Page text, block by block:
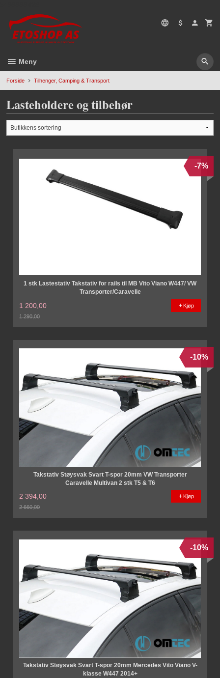
til
innholdet
Meny
Forside Tilhenger, Camping & Transport
Lasteholdere og tilbehør
1 stk Lastestativ Takstativ for rails til MB Vito Viano W447/ VW
Transporter/Caravelle
1 200,00
1 290,00
-7%
Kjøp
Takstativ Støysvak Svart T-spor 20mm VW Transporter
Caravelle Multivan 2 stk T5 & T6
2 394,00
2 660,00
-10%
Kjøp
Takstativ Støysvak Svart T-spor 20mm Mercedes Vito Viano V-
klasse W447 2014+
-10%